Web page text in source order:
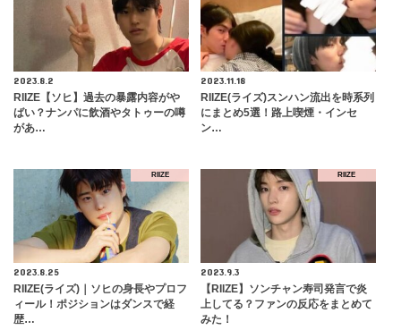
2023.8.2
RIIZE【ソヒ】過去の暴露内容がや
ばい？ナンパに飲酒やタトゥーの噂
があ…
2023.11.18
RIIZE(ライズ)スンハン流出を時系列
にまとめ5選！路上喫煙・インセ
ン…
RIIZE
2023.8.25
RIIZE(ライズ)｜ソヒの身長やプロフ
ィール！ポジションはダンスで経
歴…
RIIZE
2023.9.3
【RIIZE】ソンチャン寿司発言で炎
上してる？ファンの反応をまとめて
みた！